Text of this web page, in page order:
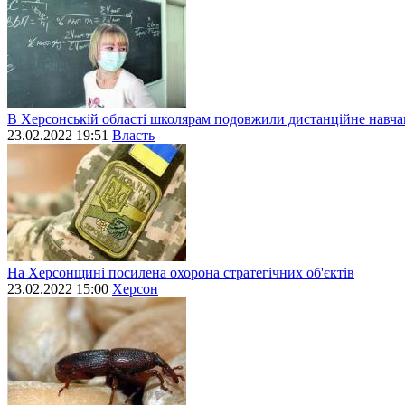
В Херсонській області школярам подовжили дистанційне
23.02.2022 19:51 Власть
На Херсонщині посилена охорона стратегічних об'єктів
23.02.2022 15:00 Херсон